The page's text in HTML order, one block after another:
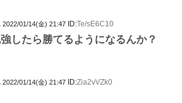
2022/01/14(金) 21:47 ID:Te/sE6C10
したら勝てるようになるんか？
2022/01/14(金) 21:47 ID:Zia2vVZk0